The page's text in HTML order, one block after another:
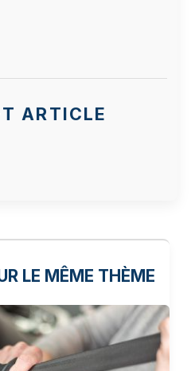
ARTICLE
LE MÊME THÈME